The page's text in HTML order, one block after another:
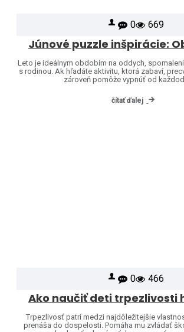
0 669
Leto je ideálnym obdobím na oddych,
s rodinou. Ak hľadáte aktivitu, ktorá zabaví,
zároveň pomôže vypnúť od
čítať ďalej
0 466
Trpezlivosť patrí medzi najdôležitejšie
prenáša do dospelosti. Pomáha mu zvládať